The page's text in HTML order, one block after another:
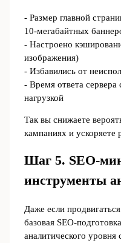
- Размер главной
10‑мегабайтных
- Настроено
изображения)
- Избавились от
- Время ответа сервера
нагрузкой
Так вы снижаете
кампаниях и ускоряете
Шаг 5. SEO-
инструменты
Даже если
базовая SEO-
аналитического